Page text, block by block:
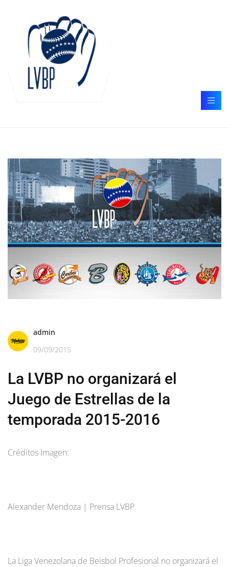
admin
09/09/2015
La LVBP no organizará el
Juego de Estrellas de la
temporada 2015-2016
Créditos Imagen:
Alexander Mendoza | Prensa LVBP
La Liga Venezolana de Beisbol Profesional no organizará el